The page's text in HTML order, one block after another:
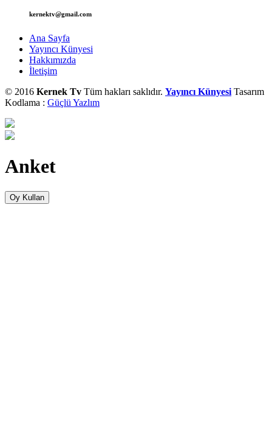
kernektv@gmail.com
Ana Sayfa
Yayıncı Künyesi
Hakkımızda
İletişim
© 2016 Kernek Tv Tüm hakları saklıdır. Yayıncı Künyesi Tasarım
Kodlama : Güçlü Yazlım
Anket